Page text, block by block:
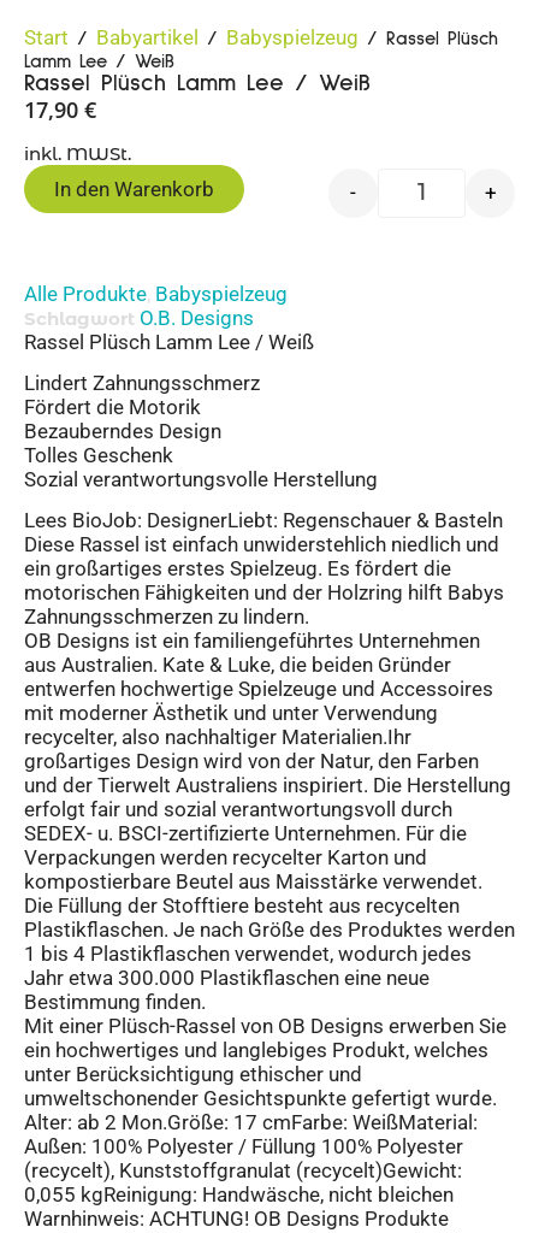
Start / Babyartikel / Babyspielzeug / Rassel Plüsch
Lamm Lee / Weiß
Rassel Plüsch Lamm Lee / Weiß
17,90 €
inkl. MWSt.
- +
In den Warenkorb
Alle Produkte, Babyspielzeug
Schlagwort O.B. Designs
Rassel Plüsch Lamm Lee / Weiß
Lindert Zahnungsschmerz
Fördert die Motorik
Bezauberndes Design
Tolles Geschenk
Sozial verantwortungsvolle Herstellung
Lees BioJob: DesignerLiebt: Regenschauer & Basteln
Diese Rassel ist einfach unwiderstehlich niedlich und
ein großartiges erstes Spielzeug. Es fördert die
motorischen Fähigkeiten und der Holzring hilft Babys
Zahnungsschmerzen zu lindern.
OB Designs ist ein familiengeführtes Unternehmen
aus Australien. Kate & Luke, die beiden Gründer
entwerfen hochwertige Spielzeuge und Accessoires
mit moderner Ästhetik und unter Verwendung
recycelter, also nachhaltiger Materialien.Ihr
großartiges Design wird von der Natur, den Farben
und der Tierwelt Australiens inspiriert. Die Herstellung
erfolgt fair und sozial verantwortungsvoll durch
SEDEX- u. BSCI-zertifizierte Unternehmen. Für die
Verpackungen werden recycelter Karton und
kompostierbare Beutel aus Maisstärke verwendet.
Die Füllung der Stofftiere besteht aus recycelten
Plastikflaschen. Je nach Größe des Produktes werden
1 bis 4 Plastikflaschen verwendet, wodurch jedes
Jahr etwa 300.000 Plastikflaschen eine neue
Bestimmung finden.
Mit einer Plüsch-Rassel von OB Designs erwerben Sie
ein hochwertiges und langlebiges Produkt, welches
unter Berücksichtigung ethischer und
umweltschonender Gesichtspunkte gefertigt wurde.
Alter: ab 2 Mon.Größe: 17 cmFarbe: WeißMaterial:
Außen: 100% Polyester / Füllung 100% Polyester
(recycelt), Kunststoffgranulat (recycelt)Gewicht:
0,055 kgReinigung: Handwäsche, nicht bleichen
Warnhinweis: ACHTUNG! OB Designs Produkte